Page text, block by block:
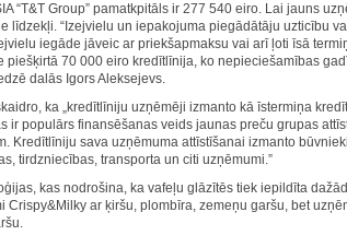
“T&T Group” pamatkpitāls ir 277 540 eiro. Lai jauns
līdzekļi. “Izejvielu un iepakojuma piegādātāju uzticību
iegāde jāveic ar priekšapmaksu vai arī ļoti īsā
70 000 eiro kredītlīnija, ko nepieciešamības
dalās Igors Aleksejevs.
ka „kredītlīniju uzņēmēji izmanto kā īstermiņa
ir populārs finansēšanas veids jaunas preču grupas
Kredītlīniju sava uzņēmuma attīstīšanai izmanto
tirdzniecības, transporta un citi uzņēmumi.”
kas nodrošina, ka vafeļu glāzītēs tiek iepildīta
ar ķiršu, plombīra, zemeņu garšu, bet